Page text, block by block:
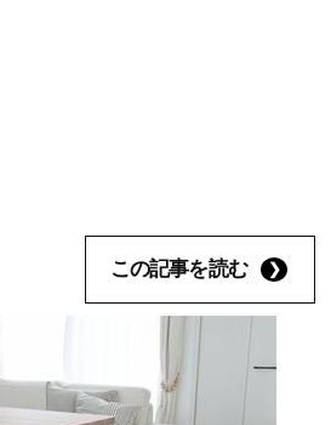
この記事を読む